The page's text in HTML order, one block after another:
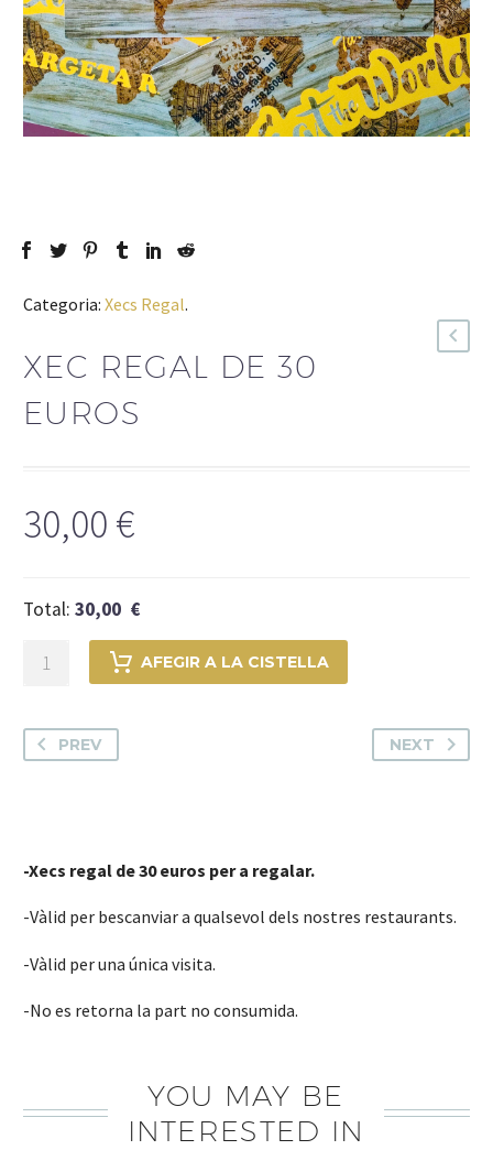
Categoria: Xecs Regal.
XEC REGAL DE 30
EUROS
30,00 €
Total: 30,00 €
quantitat
REGAL
DE
AFEGIR A LA CISTELLA
PREV NEXT
-Xecs regal de 30 euros per a regalar.
-Vàlid per bescanviar a qualsevol dels nostres restaurants.
-Vàlid per una única visita.
-No es retorna la part no consumida.
YOU MAY BE
INTERESTED IN